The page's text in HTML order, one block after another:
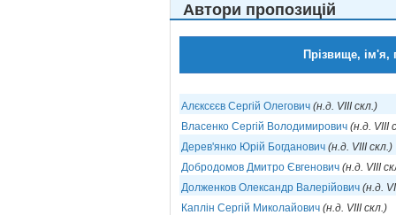
Автори пропозицій
Прізвище, ім'я,
Алєксєєв Сергій Олегович (н.д. VIII скл.)
Власенко Сергій Володимирович (н.д. VIII
Дерев'янко Юрій Богданович (н.д. VIII скл.)
Добродомов Дмитро Євгенович (н.д. VIII
Долженков Олександр Валерійович (н.д.
Каплін Сергій Миколайович (н.д. VIII скл.)